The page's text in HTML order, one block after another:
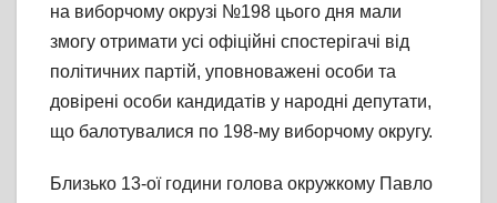
на виборчому окрузі №198 цього дня мали
змогу отримати усі офіційні спостерігачі від
політичних партій, уповноважені особи та
довірені особи кандидатів у народні депутати,
що балотувалися по 198-му виборчому округу.
Близько 13-ої години голова окружкому Павло